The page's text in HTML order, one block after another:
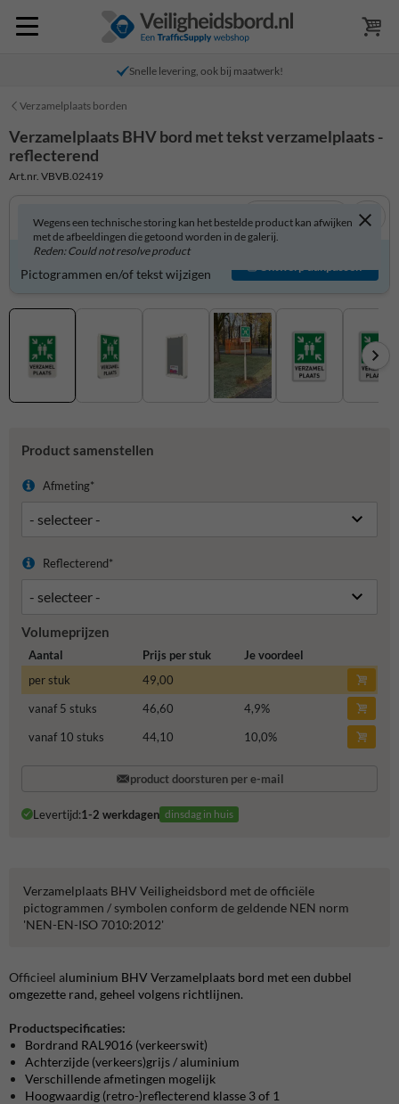
Snelle levering, ook bij maatwerk!
Verzamelplaats borden
Verzamelplaats BHV bord met tekst verzamelplaats -
reflecterend
Art.nr. VBVB.02419
Wegens een technische storing kan het bestelde product kan afwijken
met de afbeeldingen die getoond worden in de galerij.
Reden: Could not resolve product
Bekijk in 3D
Product zelf aanpassen?
Pictogrammen en/of tekst wijzigen
Ontwerp aanpassen
Product samenstellen
Afmeting*
Reflecterend*
Volumeprijzen
Aantal Prijs per stuk
Je voordeel
per stuk
49,00
vanaf 5 stuks
46,60 4,9%
vanaf 10 stuks
44,10 10,0%
product doorsturen per e-mail
Levertijd:1-2 werkdagen dinsdag in huis
Verzamelplaats BHV Veiligheidsbord met de officiële
pictogrammen / symbolen conform de geldende NEN norm
'NEN-EN-ISO 7010:2012'
Officieel aluminium BHV Verzamelplaats bord met een dubbel
omgezette rand, geheel volgens richtlijnen.
Productspecificaties:
Bordrand RAL9016 (verkeerswit)
Achterzijde (verkeers)grijs / aluminium
Verschillende afmetingen mogelijk
Hoogwaardig (retro-)reflecterend klasse 3 of 1